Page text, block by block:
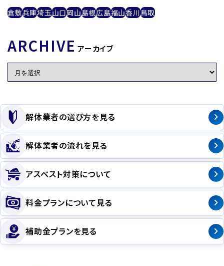
倉敷兵庫埼玉山口岡山島根広島福山香川鳥取
ARCHIVE アーカイブ
解体業者の選び方を見る
解体業者の流れを見る
アスベスト対策について
料金プランについて見る
補助金プランを見る